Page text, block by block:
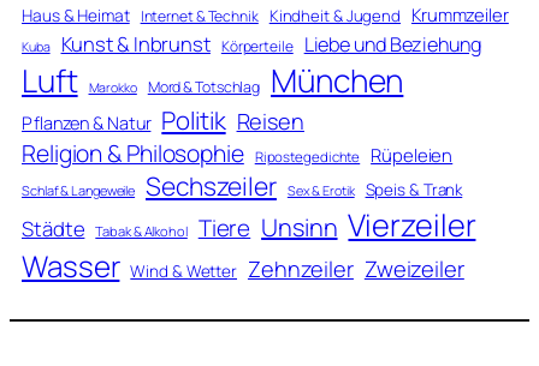
Haus & Heimat Internet & Technik Kindheit & Jugend Krummzeiler
Kuba Kunst & Inbrunst Körperteile Liebe und Beziehung
Luft Marokko Mord & Totschlag München
Pflanzen & Natur Politik Reisen
Religion & Philosophie Ripostegedichte Rüpeleien
Schlaf & Langeweile Sechszeiler Sex & Erotik Speis & Trank
Städte Tabak & Alkohol Tiere Unsinn Vierzeiler
Wasser Wind & Wetter Zehnzeiler Zweizeiler